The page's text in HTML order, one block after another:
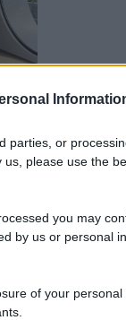
parties, or
please use the
you may
by us or personal
of your